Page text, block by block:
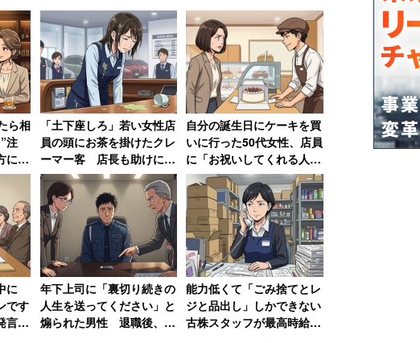
何が変わったかを聞くと、83％が「基本給」、
がった」人（32％）は62％が「賞与額」、30％が
いずれも、「100～149万円」（上がった人：
しかし下がった人の中には「500万円以上」とい
職時に意識したこと」を聞くと、1位は「経験が
、以降「将来性がある企業・業界であること」
ら相
注
にド
いん
「土下座しろ」若い女性店
員の頭にお茶を掛けたクレ
ーマー客 店長も助けに入
らず女性は「もうこんな会
社辞めてやる」
自分の誕生日にケーキを買
いに行った50代女性、店員
に「お祝いしてくれる人い
ないんですか？」と言われ
て絶句
に
です
発言
年下上司に「裏切り続きの
人生を送ってください」と
煽られた男性 退職後、元
能力低くて「ごみ捨てとレ
ジと品出し」しかできない
古株スタッフが最高時給